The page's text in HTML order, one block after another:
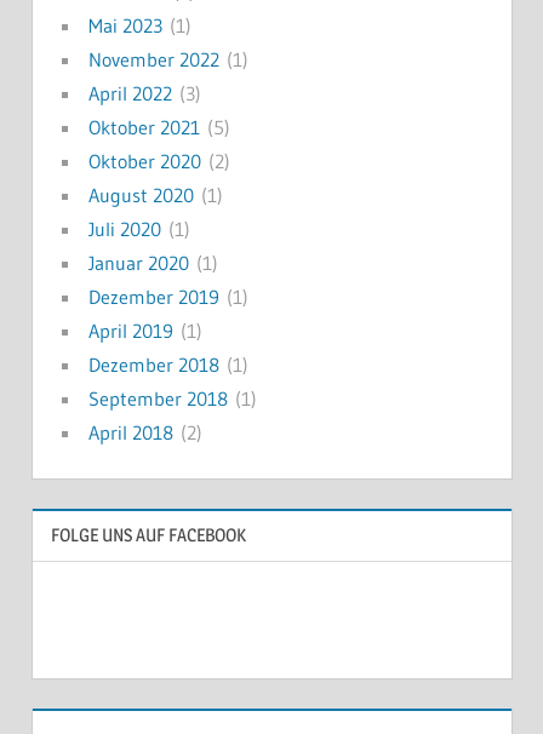
Mai 2023(1)
November 2022(1)
April 2022(3)
Oktober 2021 (5)
Oktober 2020(2)
August 2020(1)
Juli 2020(1)
Januar 2020(1)
Dezember 2019 (1)
April 2019 (1)
Dezember 2018(1)
September 2018(1)
April 2018(2)
FOLGE UNS AUF FACEBOOK